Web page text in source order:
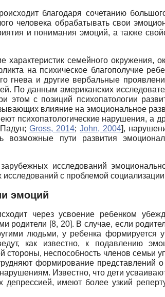
благодаря сочетанию
человека обрабатывать свои
и понимания эмоций, а также
характеристик семейного окружения,
на психическое благополучие
гнева и другие вербальные
По данным американских
этом с позиций психопатологии
влияние на эмоциональное
психопатологические нарушения, а
Падун; Gross, 2014;John, 2004],
возможные пути развития
исследований
с проблемой
эмоций
через усвоение ребенком
родители [8, 20]. В случае, если
людьми, у ребенка
как известно, к подавлению
неспособность членов семьи
формирование представлений
Известно, что дети
имеют более узкий